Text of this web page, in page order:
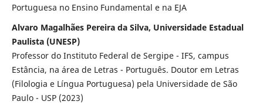
Portuguesa no Ensino Fundamental e na EJA
Alvaro Magalhães Pereira da Silva, Universidade Estadual
Paulista (UNESP)
Professor do Instituto Federal de Sergipe - IFS, campus
Estância, na área de Letras - Português. Doutor em Letras
(Filologia e Língua Portuguesa) pela Universidade de São
Paulo - USP (2023)